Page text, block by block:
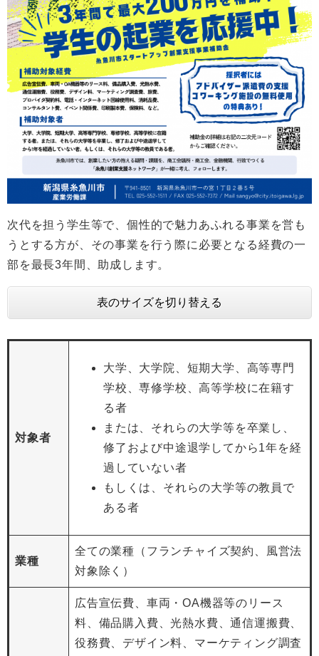
次代を担う学生等で、個性的で魅力あふれる事業を営も
うとする方が、その事業を行う際に必要となる経費の一
部を最長3年間、助成します。
表のサイズを切り替える
対象者
大学、大学院、短期大学、高等専門
学校、専修学校、高等学校に在籍す
る者
または、それらの大学等を卒業し、
修了および中途退学してから1年を経
過していない者
もしくは、それらの大学等の教員で
ある者
業種
全ての業種（フランチャイズ契約、風営法
対象除く）
広告宣伝費、車両・OA機器等のリース
料、備品購入費、光熱水費、通信運搬費、
役務費、デザイン料、マーケティング調査